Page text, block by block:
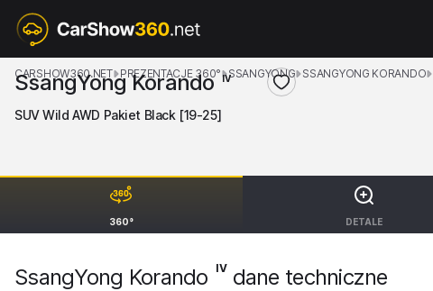
360° DETALE
CARSHOW360.NET PREZENTACJE 360° SSANGYONG SSANGYONG KORANDO
SsangYong Korando IV
SUV Wild AWD Pakiet Black [19-25]
SsangYong Korando IV dane techniczne